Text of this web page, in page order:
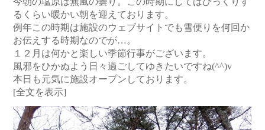
るくらい暖かい朝を迎えております。
例年この時期は施設のウェブサイトでも雪便りを何回か
お伝えする時期なのでが…。
１２月は何かと楽しい季節行事がございます。
風邪をひかぬよう日々過ごしてゆきたいですね(^^)v
本日も元気に施設オープンしております。
[全文を表示]